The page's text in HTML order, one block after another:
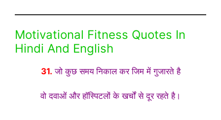
Motivational Fitness Quotes In
Hindi And English
31. जो कुछ समय निकाल कर जिम में गुजारते है
वो दवाओं और हॉस्पिटलों के खर्चों से दूर रहते है।